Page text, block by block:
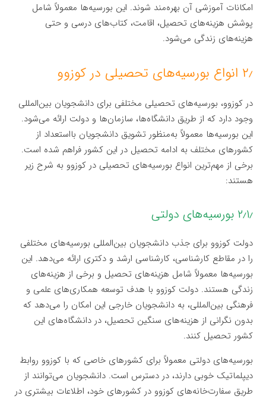
امکانات آموزشی آن بهره‌مند شوند. این بورسیه‌ها معمولاً شامل
پوشش هزینه‌های تحصیل، اقامت، کتاب‌های درسی و حتی
هزینه‌های زندگی می‌شود.
۲٫ انواع بورسیه‌های تحصیلی در کوزوو
در کوزوو، بورسیه‌های تحصیلی مختلفی برای دانشجویان بین‌المللی
وجود دارد که از طریق دانشگاه‌ها، سازمان‌ها و دولت ارائه می‌شود.
این بورسیه‌ها معمولاً به‌منظور تشویق دانشجویان بااستعداد از
کشورهای مختلف به ادامه تحصیل در این کشور فراهم شده است.
برخی از مهم‌ترین انواع بورسیه‌های تحصیلی در کوزوو به شرح زیر
هستند:
۲٫۱٫ بورسیه‌های دولتی
دولت کوزوو برای جذب دانشجویان بین‌المللی بورسیه‌های مختلفی
را در مقاطع کارشناسی، کارشناسی ارشد و دکتری ارائه می‌دهد. این
بورسیه‌ها معمولاً شامل هزینه‌های تحصیل و برخی از هزینه‌های
زندگی هستند. دولت کوزوو با هدف توسعه همکاری‌های علمی و
فرهنگی بین‌المللی، به دانشجویان خارجی این امکان را می‌دهد که
بدون نگرانی از هزینه‌های سنگین تحصیل، در دانشگاه‌های این
کشور تحصیل کنند.
بورسیه‌های دولتی معمولاً برای کشورهای خاصی که با کوزوو روابط
دیپلماتیک خوبی دارند، در دسترس است. دانشجویان می‌توانند از
طریق سفارت‌خانه‌های کوزوو در کشورهای خود، اطلاعات بیشتری در